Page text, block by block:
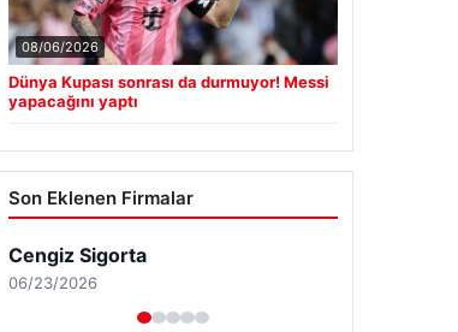
08/06/2026
Dünya Kupası sonrası da durmuyor! Messi
yapacağını yaptı
Son Eklenen Firmalar